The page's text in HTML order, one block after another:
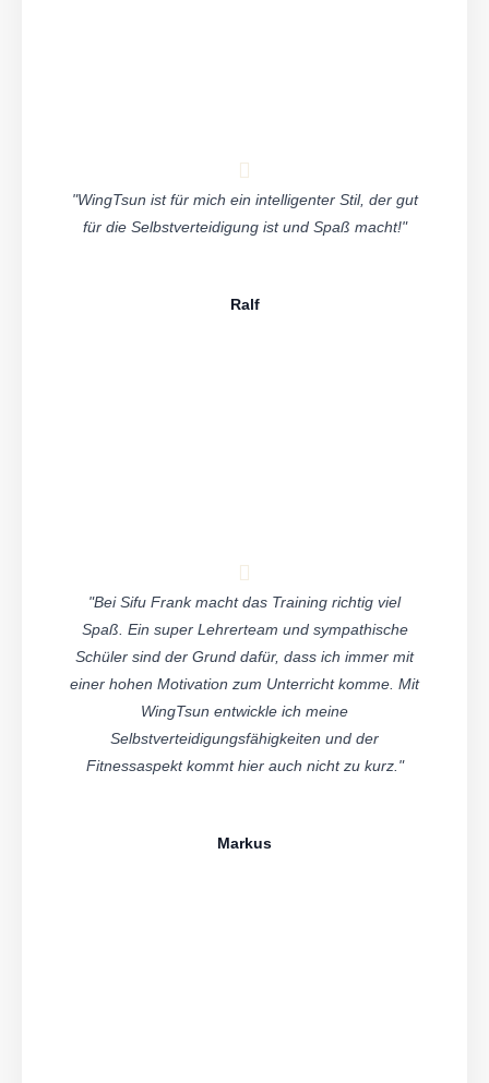
"WingTsun ist für mich ein intelligenter Stil, der gut
für die Selbstverteidigung ist und Spaß macht!"
Ralf
"Bei Sifu Frank macht das Training richtig viel
Spaß. Ein super Lehrerteam und sympathische
Schüler sind der Grund dafür, dass ich immer mit
einer hohen Motivation zum Unterricht komme. Mit
WingTsun entwickle ich meine
Selbstverteidigungsfähigkeiten und der
Fitnessaspekt kommt hier auch nicht zu kurz."
Markus